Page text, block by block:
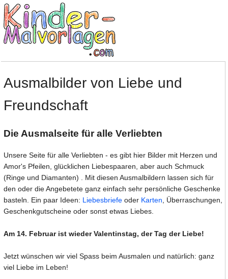
Ausmalbilder von Liebe und
Freundschaft
Die Ausmalseite für alle Verliebten
Unsere Seite für alle Verliebten - es gibt hier Bilder mit Herzen und
Amor's Pfeilen, glücklichen Liebespaaren, aber auch Schmuck
(Ringe und Diamanten) . Mit diesen Ausmalbildern lassen sich für
den oder die Angebetete ganz einfach sehr persönliche Geschenke
basteln. Ein paar Ideen: Liebesbriefe oder Karten , Überraschungen,
Geschenkgutscheine oder sonst etwas Liebes.
Am 14. Februar ist wieder Valentinstag, der Tag der Liebe!
Jetzt wünschen wir viel Spass beim Ausmalen und natürlich: ganz
viel Liebe im Leben!